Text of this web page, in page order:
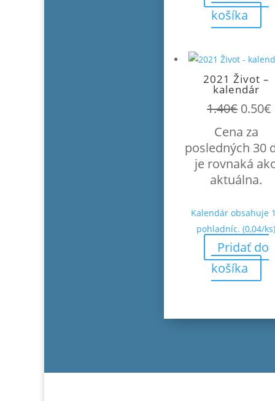
košíka
2021 Život –
kalendár
1.40€
bola:
1.40€.
0.50€
Cena za
posledných 30
je rovnaká
aktuálna.
Kalendár obsahuje
pohladníc. (0,04/ks)
Pridať do
košíka